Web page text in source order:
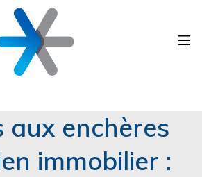
aux enchères
immobilier :